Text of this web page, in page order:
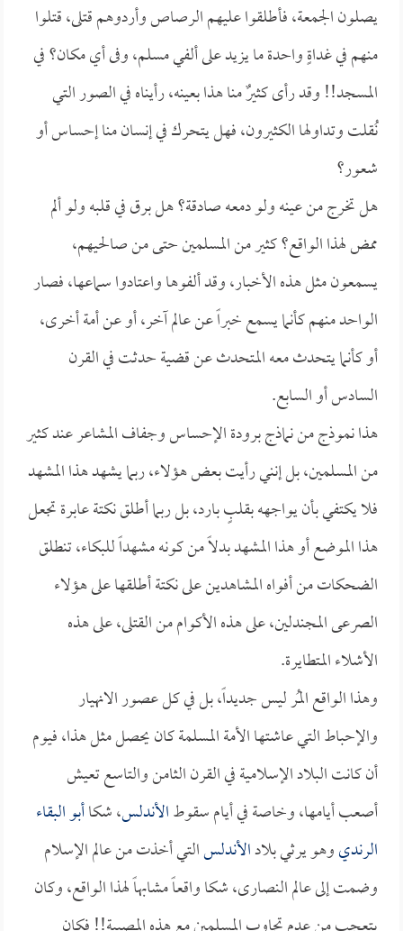
يصلون الجمعة، فأطلقوا عليهم الرصاص وأردوهم قتلى، قتلوا
منهم في غداةٍ واحدة ما يزيد على ألفي مسلم، وفى أي مكان؟ في
المسجد!! وقد رأى كثيرٌ منا هذا بعينه، رأيناه في الصور التي
نُقلت وتداولها الكثيرون، فهل يتحرك في إنسان منا إحساس أو
شعور؟
هل تخرج من عينه ولو دمعه صادقة؟ هل برق في قلبه ولو ألم
ممض لهذا الواقع؟ كثير من المسلمين حتى من صالحيهم،
يسمعون مثل هذه الأخبار، وقد ألفوها واعتادوا سماعها، فصار
الواحد منهم كأنما يسمع خبراً عن عالم آخر، أو عن أمة أخرى،
أو كأنما يتحدث معه المتحدث عن قضية حدثت في القرن
السادس أو السابع.
هذا نموذج من نماذج برودة الإحساس وجفاف المشاعر عند كثير
من المسلمين، بل إنني رأيت بعض هؤلاء، ربما يشهد هذا المشهد
فلا يكتفي بأن يواجهه بقلبٍ بارد، بل ربما أطلق نكتة عابرة تجعل
هذا الموضع أو هذا المشهد بدلاً من كونه مشهداً للبكاء، تنطلق
الضحكات من أفواه المشاهدين على نكتة أطلقها على هؤلاء
الصرعى المجندلين، على هذه الأكوام من القتلى، على هذه
الأشلاء المتطايرة.
وهذا الواقع المُر ليس جديداً، بل في كل عصور الانهيار
والإحباط التي عاشتها الأمة المسلمة كان يحصل مثل هذا، فيوم
أن كانت البلاد الإسلامية في القرن الثامن والتاسع تعيش
أصعب أيامها، وخاصة في أيام سقوطالأندلس، شكاأبو البقاء
الرنديوهو يرثي بلادالأندلسالتي أخذت من عالم الإسلام
وضمت إلى عالم النصارى، شكا واقعاً مشابهاً لهذا الواقع، وكان